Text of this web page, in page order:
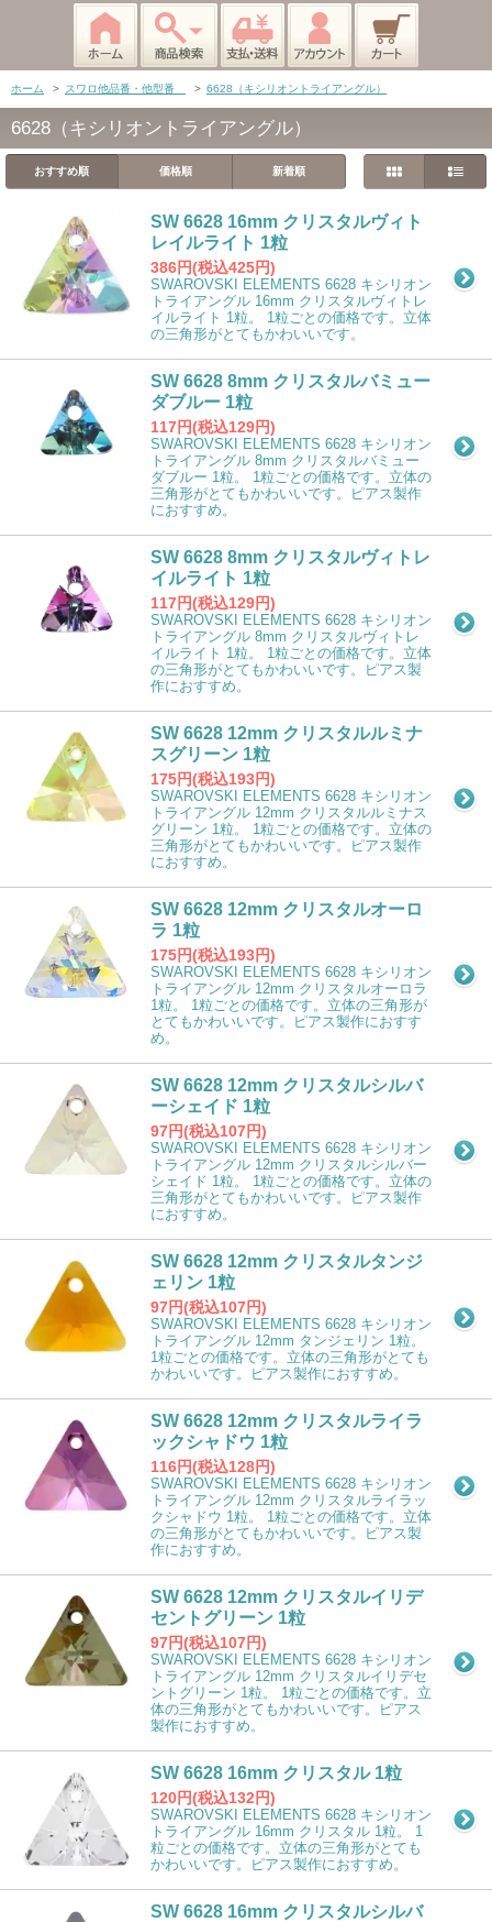
ホーム > スワロ他品番・他型番 > 6628（キシリオントライアングル）
6628（キシリオントライアングル）
おすすめ順 価格順 新着順
SW 6628 16mm クリスタルヴィト
レイルライト 1粒
386円(税込425円)
SWAROVSKI ELEMENTS 6628 キシリオン
トライアングル 16mm クリスタルヴィトレ
イルライト 1粒。 1粒ごとの価格です。立体
の三角形がとてもかわいいです。
SW 6628 8mm クリスタルバミュー
ダブルー 1粒
117円(税込129円)
SWAROVSKI ELEMENTS 6628 キシリオン
トライアングル 8mm クリスタルバミュー
ダブルー 1粒。 1粒ごとの価格です。立体の
三角形がとてもかわいいです。ピアス製作
におすすめ。
SW 6628 8mm クリスタルヴィトレ
イルライト 1粒
117円(税込129円)
SWAROVSKI ELEMENTS 6628 キシリオン
トライアングル 8mm クリスタルヴィトレ
イルライト 1粒。 1粒ごとの価格です。立体
の三角形がとてもかわいいです。ピアス製
作におすすめ。
SW 6628 12mm クリスタルルミナ
スグリーン 1粒
175円(税込193円)
SWAROVSKI ELEMENTS 6628 キシリオン
トライアングル 12mm クリスタルルミナス
グリーン 1粒。 1粒ごとの価格です。立体の
三角形がとてもかわいいです。ピアス製作
におすすめ。
SW 6628 12mm クリスタルオーロ
ラ 1粒
175円(税込193円)
SWAROVSKI ELEMENTS 6628 キシリオン
トライアングル 12mm クリスタルオーロラ
1粒。 1粒ごとの価格です。立体の三角形が
とてもかわいいです。ピアス製作におすす
め。
SW 6628 12mm クリスタルシルバ
ーシェイド 1粒
97円(税込107円)
SWAROVSKI ELEMENTS 6628 キシリオン
トライアングル 12mm クリスタルシルバー
シェイド 1粒。 1粒ごとの価格です。立体の
三角形がとてもかわいいです。ピアス製作
におすすめ。
SW 6628 12mm クリスタルタンジ
ェリン 1粒
97円(税込107円)
SWAROVSKI ELEMENTS 6628 キシリオン
トライアングル 12mm タンジェリン 1粒。
1粒ごとの価格です。立体の三角形がとても
かわいいです。ピアス製作におすすめ。
SW 6628 12mm クリスタルライラ
ックシャドウ 1粒
116円(税込128円)
SWAROVSKI ELEMENTS 6628 キシリオン
トライアングル 12mm クリスタルライラッ
クシャドウ 1粒。 1粒ごとの価格です。立体
の三角形がとてもかわいいです。ピアス製
作におすすめ。
SW 6628 12mm クリスタルイリデ
セントグリーン 1粒
97円(税込107円)
SWAROVSKI ELEMENTS 6628 キシリオン
トライアングル 12mm クリスタルイリデセ
ントグリーン 1粒。 1粒ごとの価格です。立
体の三角形がとてもかわいいです。ピアス
製作におすすめ。
SW 6628 16mm クリスタル 1粒
120円(税込132円)
SWAROVSKI ELEMENTS 6628 キシリオン
トライアングル 16mm クリスタル 1粒。 1
粒ごとの価格です。立体の三角形がとても
かわいいです。ピアス製作におすすめ。
SW 6628 16mm クリスタルシルバ